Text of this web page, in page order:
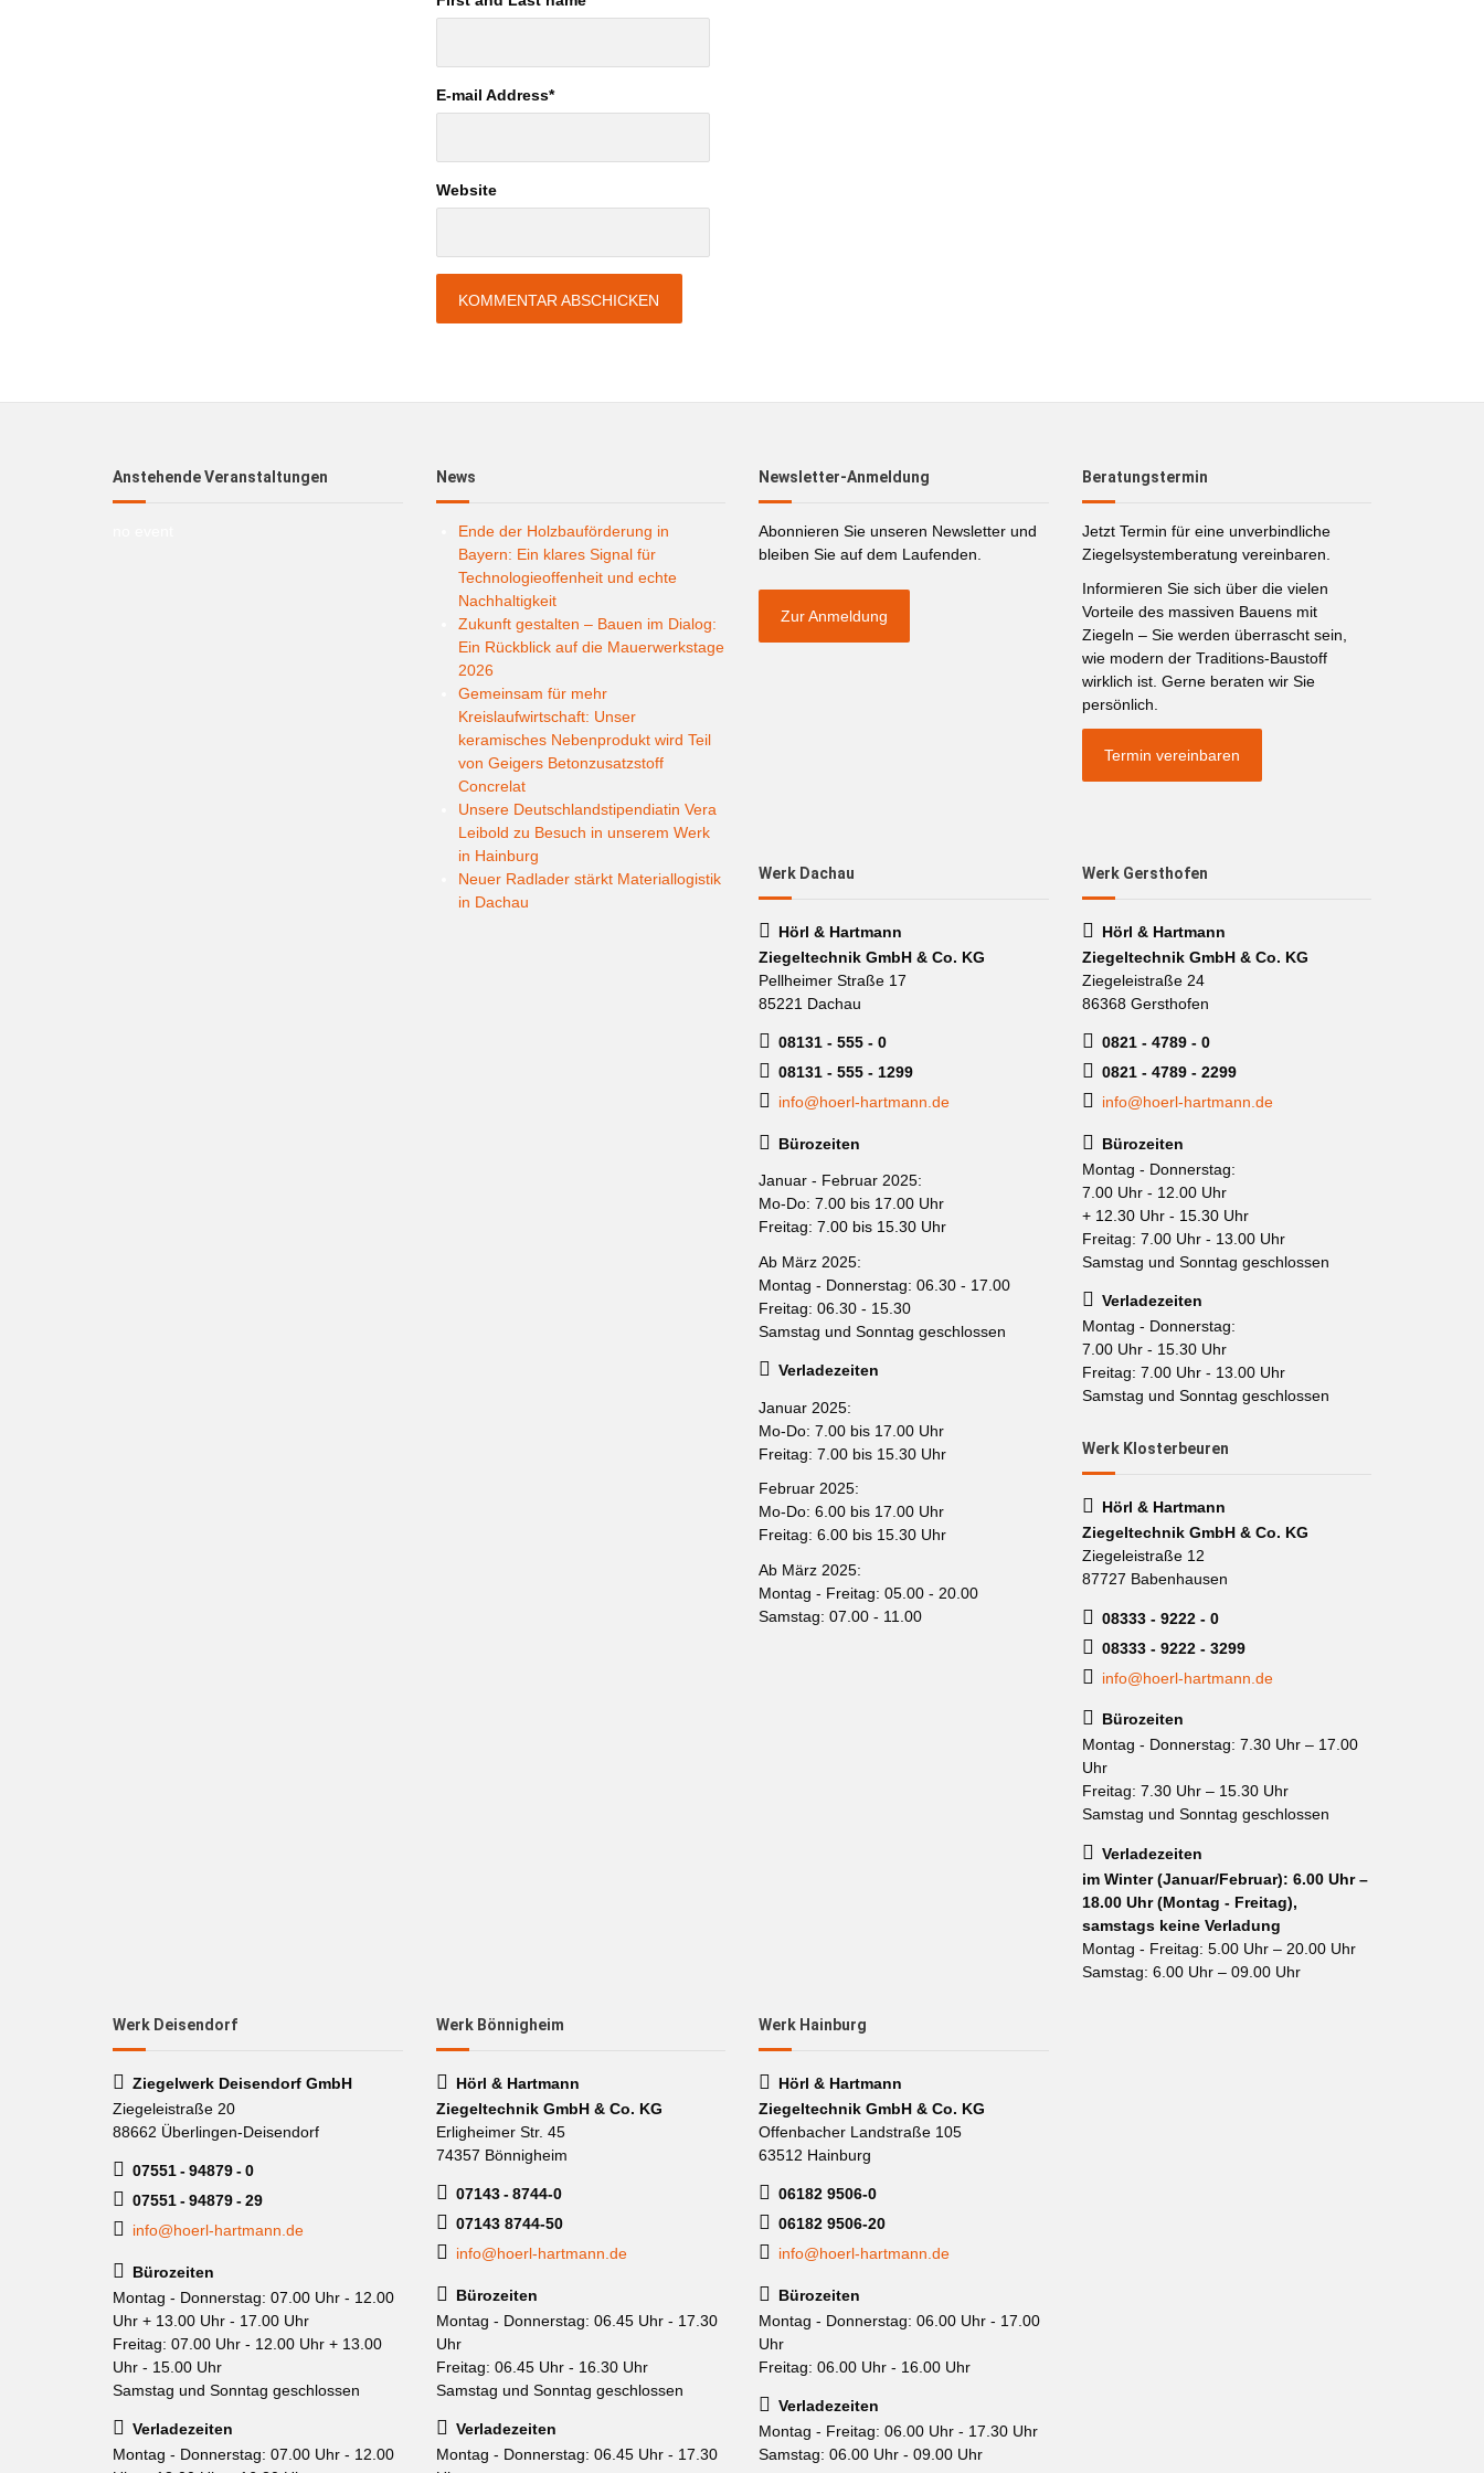
E-mail Address*
Website
Anstehende Veranstaltungen News
Ende der Holzbauförderung in
Bayern: Ein klares Signal für
Technologieoffenheit und echte
Nachhaltigkeit
Zukunft gestalten – Bauen im Dialog:
Ein Rückblick auf die Mauerwerkstage
2026
Gemeinsam für mehr
Kreislaufwirtschaft: Unser
keramisches Nebenprodukt wird Teil
von Geigers Betonzusatzstoff
Concrelat
Unsere Deutschlandstipendiatin Vera
Leibold zu Besuch in unserem Werk
in Hainburg
Neuer Radlader stärkt Materiallogistik
in Dachau
Newsletter-Anmeldung
Abonnieren Sie unseren Newsletter und
bleiben Sie auf dem Laufenden.
Zur Anmeldung
Beratungstermin
Jetzt Termin für eine unverbindliche
Ziegelsystemberatung vereinbaren.
Informieren Sie sich über die vielen
Vorteile des massiven Bauens mit
Ziegeln – Sie werden überrascht sein,
wie modern der Traditions-Baustoff
wirklich ist. Gerne beraten wir Sie
persönlich.
Termin vereinbaren
Werk Dachau
Hörl & Hartmann
Ziegeltechnik GmbH & Co. KG
Pellheimer Straße 17
85221 Dachau
08131 - 555 - 0
08131 - 555 - 1299
info@hoerl-hartmann.de
Bürozeiten
Januar - Februar 2025:
Mo-Do: 7.00 bis 17.00 Uhr
Freitag: 7.00 bis 15.30 Uhr
Ab März 2025:
Montag - Donnerstag: 06.30 - 17.00
Freitag: 06.30 - 15.30
Samstag und Sonntag geschlossen
Verladezeiten
Januar 2025:
Mo-Do: 7.00 bis 17.00 Uhr
Freitag: 7.00 bis 15.30 Uhr
Februar 2025:
Mo-Do: 6.00 bis 17.00 Uhr
Freitag: 6.00 bis 15.30 Uhr
Ab März 2025:
Montag - Freitag: 05.00 - 20.00
Samstag: 07.00 - 11.00
Werk Gersthofen
Hörl & Hartmann
Ziegeltechnik GmbH & Co. KG
Ziegeleistraße 24
86368 Gersthofen
0821 - 4789 - 0
0821 - 4789 - 2299
info@hoerl-hartmann.de
Bürozeiten
Montag - Donnerstag:
7.00 Uhr - 12.00 Uhr
+ 12.30 Uhr - 15.30 Uhr
Freitag: 7.00 Uhr - 13.00 Uhr
Samstag und Sonntag geschlossen
Verladezeiten
Montag - Donnerstag:
7.00 Uhr - 15.30 Uhr
Freitag: 7.00 Uhr - 13.00 Uhr
Samstag und Sonntag geschlossen
Werk Klosterbeuren
Hörl & Hartmann
Ziegeltechnik GmbH & Co. KG
Ziegeleistraße 12
87727 Babenhausen
08333 - 9222 - 0
08333 - 9222 - 3299
info@hoerl-hartmann.de
Bürozeiten
Montag - Donnerstag: 7.30 Uhr – 17.00
Uhr
Freitag: 7.30 Uhr – 15.30 Uhr
Samstag und Sonntag geschlossen
Verladezeiten
im Winter (Januar/Februar): 6.00 Uhr –
18.00 Uhr (Montag - Freitag),
samstags keine Verladung
Montag - Freitag: 5.00 Uhr – 20.00 Uhr
Samstag: 6.00 Uhr – 09.00 Uhr
Werk Deisendorf
Ziegelwerk Deisendorf GmbH
Ziegeleistraße 20
88662 Überlingen-Deisendorf
07551 - 94879 - 0
07551 - 94879 - 29
info@hoerl-hartmann.de
Bürozeiten
Montag - Donnerstag: 07.00 Uhr - 12.00
Uhr + 13.00 Uhr - 17.00 Uhr
Freitag: 07.00 Uhr - 12.00 Uhr + 13.00
Uhr - 15.00 Uhr
Samstag und Sonntag geschlossen
Verladezeiten
Montag - Donnerstag: 07.00 Uhr - 12.00
Werk Bönnigheim
Hörl & Hartmann
Ziegeltechnik GmbH & Co. KG
Erligheimer Str. 45
74357 Bönnigheim
07143 - 8744-0
07143 8744-50
info@hoerl-hartmann.de
Bürozeiten
Montag - Donnerstag: 06.45 Uhr - 17.30
Uhr
Freitag: 06.45 Uhr - 16.30 Uhr
Samstag und Sonntag geschlossen
Verladezeiten
Montag - Donnerstag: 06.45 Uhr - 17.30
Werk Hainburg
Hörl & Hartmann
Ziegeltechnik GmbH & Co. KG
Offenbacher Landstraße 105
63512 Hainburg
06182 9506-0
06182 9506-20
info@hoerl-hartmann.de
Bürozeiten
Montag - Donnerstag: 06.00 Uhr - 17.00
Uhr
Freitag: 06.00 Uhr - 16.00 Uhr
Verladezeiten
Montag - Freitag: 06.00 Uhr - 17.30 Uhr
Samstag: 06.00 Uhr - 09.00 Uhr